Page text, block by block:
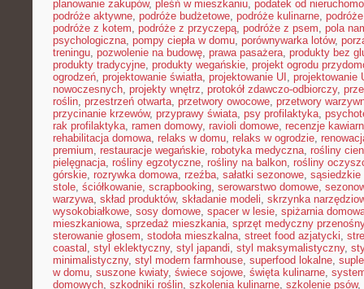
planowanie zakupów, pleśń w mieszkaniu, podatek od
podróże aktywne, podróże budżetowe, podróże kulinarne,
podróże z kotem, podróże z przyczepą, podróże z psem, pola
psychologiczna, pompy ciepła w domu, porównywarka lotów,
treningu, pozwolenie na budowę, prawa pasażera, produkty bez
produkty tradycyjne, produkty wegańskie, projekt ogrodu
ogrodzeń, projektowanie światła, projektowanie UI , projektowanie
nowoczesnych, projekty wnętrz, protokół zdawczo-odbiorczy,
roślin, przestrzeń otwarta, przetwory owocowe, przetwory
przycinanie krzewów, przyprawy świata, psy profilaktyka,
rak profilaktyka, ramen domowy, ravioli domowe, recenzje
rehabilitacja domowa, relaks w domu, relaks w ogrodzie,
premium, restauracje wegańskie, robotyka medyczna, rośliny
pielęgnacja, rośliny egzotyczne, rośliny na balkon, rośliny
górskie, rozrywka domowa, rzeźba, sałatki sezonowe, sąsiedzkie
stole, ściółkowanie, scrapbooking, serowarstwo domowe,
warzywa, skład produktów, składanie modeli, skrzynka
wysokobiałkowe, sosy domowe, spacer w lesie, spiżarnia
mieszkaniowa, sprzedaż mieszkania, sprzęt medyczny przenośny
sterowanie głosem, stodoła mieszkalna, street food azjatycki,
coastal , styl eklektyczny, styl japandi, styl maksymalistyczny,
minimalistyczny, styl modern farmhouse, superfood lokalne,
w domu, suszone kwiaty, świece sojowe, święta kulinarne,
domowych, szkodniki roślin, szkolenia kulinarne, szkolenie psów,